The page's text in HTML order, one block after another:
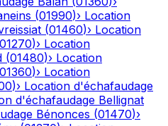
(01990)› Location
(01460)› Location
01270)› Location
(01480)› Location
01360)› Location
)› Location d'échafaudage
d'échafaudage Bellignat
Bénonces (01470)›